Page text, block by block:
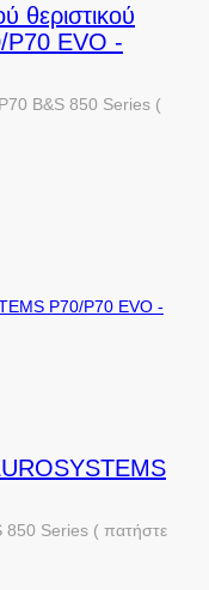
θεριστικού
P70 EVO -
B&S 850 Series (
850 Series ( πατήστε